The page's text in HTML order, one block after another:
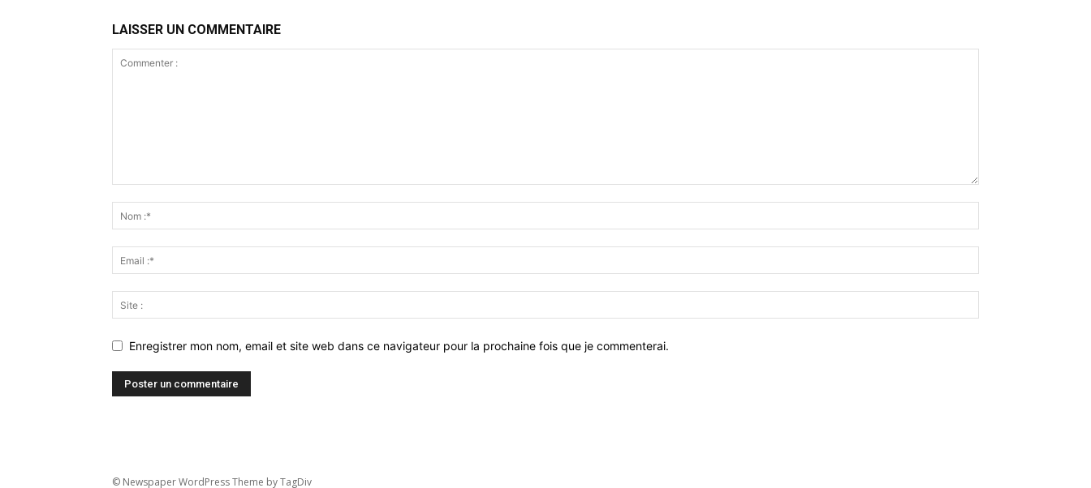
LAISSER UN COMMENTAIRE
Enregistrer mon nom, email et site web dans ce navigateur pour la prochaine fois que je commenterai.
© Newspaper WordPress Theme by TagDiv